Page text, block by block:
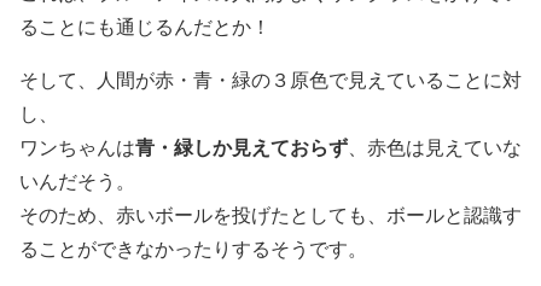
ることにも通じるんだとか！
そして、人間が赤・青・緑の３原色で見えていることに対
し、
ワンちゃんは青・緑しか見えておらず、赤色は見えていな
いんだそう。
そのため、赤いボールを投げたとしても、ボールと認識す
ることができなかったりするそうです。